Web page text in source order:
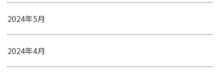
2024年5月
2024年4月